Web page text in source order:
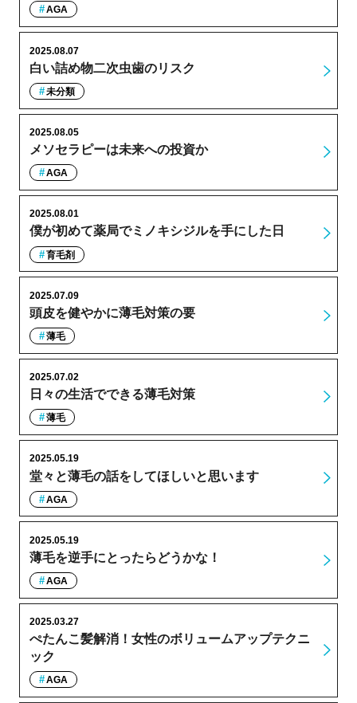
AGA
白い詰め物二次虫歯のリスク
2025.08.07
未分類
メソセラピーは未来への投資か
2025.08.05
AGA
僕が初めて薬局でミノキシジルを手にした日
2025.08.01
育毛剤
頭皮を健やかに薄毛対策の要
2025.07.09
薄毛
日々の生活でできる薄毛対策
2025.07.02
薄毛
堂々と薄毛の話をしてほしいと思います
2025.05.19
AGA
薄毛を逆手にとったらどうかな！
2025.05.19
AGA
ぺたんこ髪解消！女性のボリュームアップテクニ
ック
2025.03.27
AGA